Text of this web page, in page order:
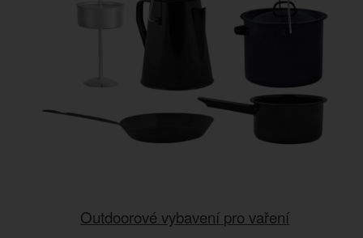
Outdoorové vybavení pro vaření